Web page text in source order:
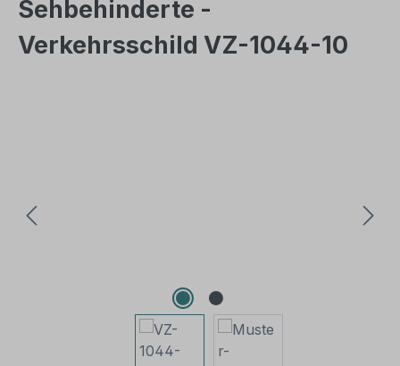
Sehbehinderte -
Verkehrsschild VZ-1044-10